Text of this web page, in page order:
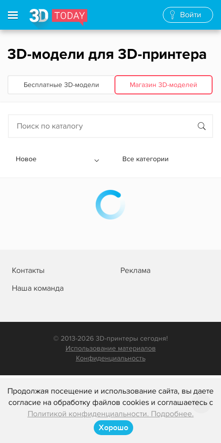
Продолжая посещение и использование сайта, вы даете
согласие на обработку файлов cookies и соглашаетесь с
Политикой конфиденциальности. Подробнее.
Хорошо
Войти
3D-модели для 3D-принтера
Бесплатные 3D‑модели Магазин 3D‑моделей
Новое Все категории
Контакты
Реклама
Наша команда
© 2013-2026 3D-принтеры сегодня!
Использование материалов
Конфиденциальность